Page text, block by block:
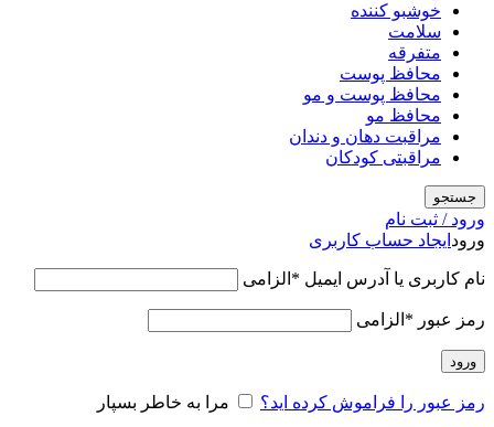
خوشبو کننده
سلامت
متفرقه
محافظ پوست
محافظ پوست و مو
محافظ مو
مراقبت دهان و دندان
مراقبتی کودکان
جستجو
ورود / ثبت نام
ورود ایجاد حساب کاربری
نام کاربری یا آدرس ایمیل * الزامی
رمز عبور * الزامی
ورود
رمز عبور را فراموش کرده اید؟ مرا به خاطر بسپار